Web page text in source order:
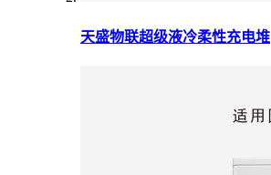
天盛物联超级液冷柔性充电堆